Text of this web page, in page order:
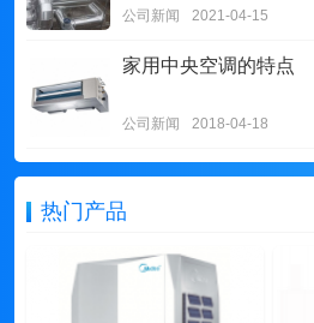
公司新闻 2021-04-15
家用中央空调的特点
公司新闻 2018-04-18
热门产品